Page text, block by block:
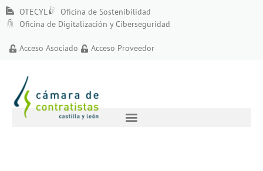
OTECYL
Oficina de Sostenibilidad
Oficina de Digitalización y Ciberseguridad
Acceso Asociado Acceso Proveedor